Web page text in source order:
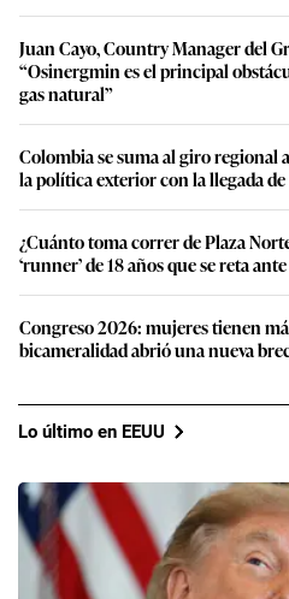
Juan Cayo, Country Manager del
“Osinergmin es el principal
gas natural”
Colombia se suma al giro regional
la política exterior con la llegada
¿Cuánto toma correr de Plaza
‘runner’ de 18 años que se reta
Congreso 2026: mujeres tienen
bicameralidad abrió una nueva
Lo último en EEUU